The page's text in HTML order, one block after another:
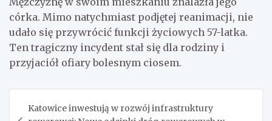
córka. Mimo natychmiast podjętej reanimacji, nie
udało się przywrócić funkcji życiowych 57-latka.
Ten tragiczny incydent stał się dla rodziny i
przyjaciół ofiary bolesnym ciosem.
Katowice inwestują w rozwój infrastruktury